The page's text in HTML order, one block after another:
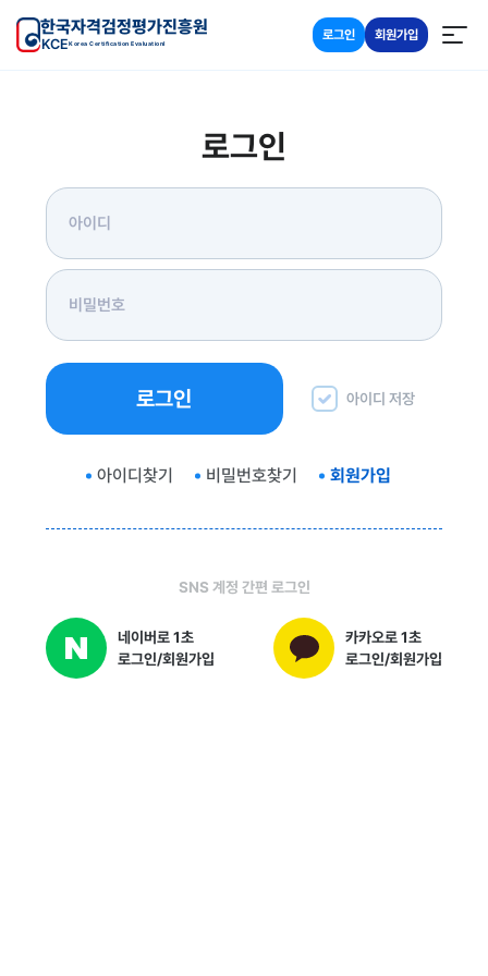
한국자격검정평가진흥원
KCEKorea Certification Evaluationl
로그인 회원가입
로그인
로그인 아이디 저장
아이디찾기 비밀번호찾기 회원가입
SNS 계정 간편 로그인
네이버로 1초
로그인/회원가입
카카오로 1초
로그인/회원가입